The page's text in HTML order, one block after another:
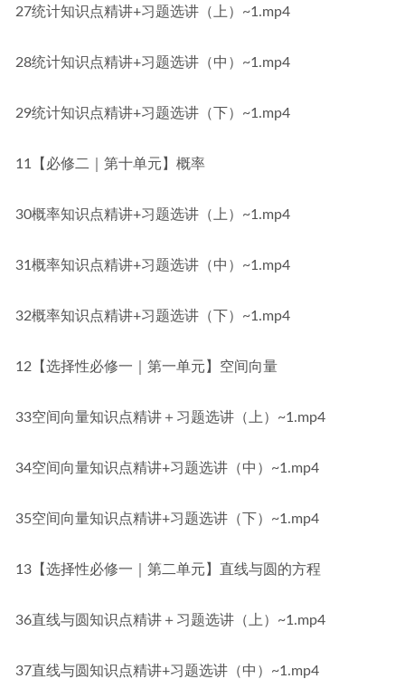
27统计知识点精讲+习题选讲（上）~1.mp4
28统计知识点精讲+习题选讲（中）~1.mp4
29统计知识点精讲+习题选讲（下）~1.mp4
11【必修二｜第十单元】概率
30概率知识点精讲+习题选讲（上）~1.mp4
31概率知识点精讲+习题选讲（中）~1.mp4
32概率知识点精讲+习题选讲（下）~1.mp4
12【选择性必修一｜第一单元】空间向量
33空间向量知识点精讲＋习题选讲（上）~1.mp4
34空间向量知识点精讲+习题选讲（中）~1.mp4
35空间向量知识点精讲+习题选讲（下）~1.mp4
13【选择性必修一｜第二单元】直线与圆的方程
36直线与圆知识点精讲＋习题选讲（上）~1.mp4
37直线与圆知识点精讲+习题选讲（中）~1.mp4